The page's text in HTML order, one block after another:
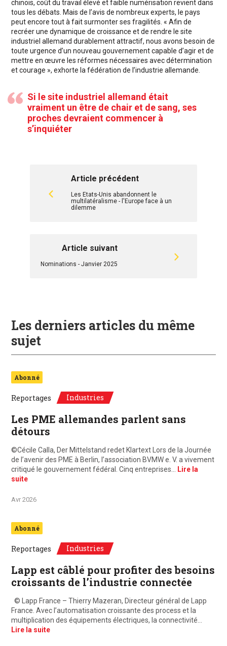
chinois, coût du travail élevé et faible numérisation revient dans
tous les débats. Mais de l’avis de nombreux experts, le pays
peut encore tout à fait surmonter ses fragilités. « Afin de
recréer une dynamique de croissance et de rendre le site
industriel allemand durablement attractif, nous avons besoin de
toute urgence d’un nouveau gouvernement capable d’agir et de
mettre en œuvre les réformes nécessaires avec détermination
et courage », exhorte la fédération de l’industrie allemande.
Si le site industriel allemand était
vraiment un être de chair et de sang, ses
proches devraient commencer à
s’inquiéter
Article précédent
Les Etats-Unis abandonnent le
multilatéralisme - l'Europe face à un
dilemme
Article suivant
Nominations - Janvier 2025
Les derniers articles du même
sujet
Abonné
Reportages Industries
Les PME allemandes parlent sans
détours
©Cécile Calla, Der Mittelstand redet Klartext Lors de la Journée
de l’avenir des PME à Berlin, l’association BVMW e. V. a vivement
critiqué le gouvernement fédéral. Cinq entreprises… Lire la
suite
Avr 2026
Abonné
Reportages Industries
Lapp est câblé pour profiter des besoins
croissants de l’industrie connectée
© Lapp France – Thierry Mazeran, Directeur général de Lapp
France. Avec l’automatisation croissante des process et la
multiplication des équipements électriques, la connectivité…
Lire la suite